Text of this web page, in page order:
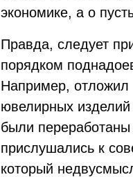
экономике, а о
Правда, следует
порядком
Например, отложил
ювелирных изделий
были
прислушались к
который